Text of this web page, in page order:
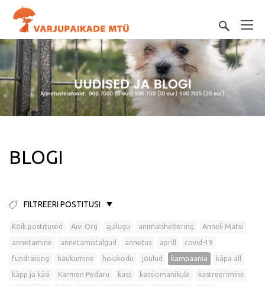
BLOGI
FILTREERI POSTITUSI
Kõik postitused Aivi Org ajalugu animalsheltering Anneli Matsi
annetamine annetamistalgud annetus aprill covid-19
fundraising haukumine hoiukodu jõulud kampaania käpa all
käpp ja käsi Karmen Pedaru kass kassiomanikule kastreerimine